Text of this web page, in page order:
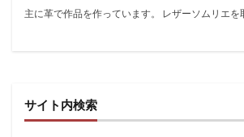
主に革で作品を作っています。 レザーソムリエを
サイト内検索